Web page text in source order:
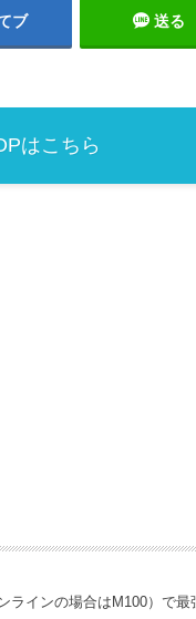
ブ 送る
はこちら
ラインの場合はM100）で